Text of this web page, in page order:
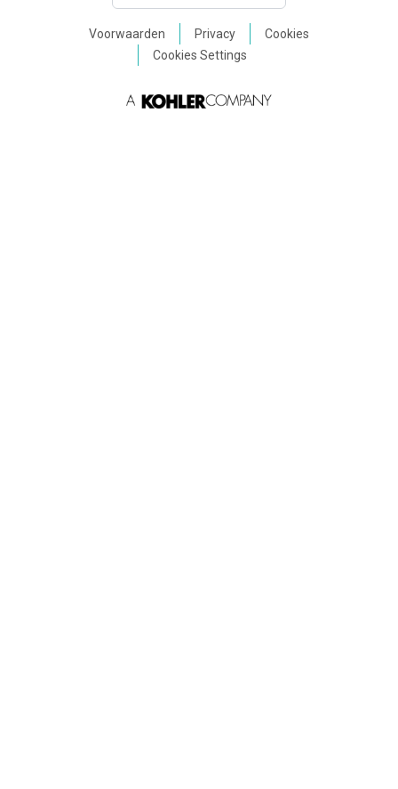
Voorwaarden Privacy
Cookies
Cookies Settings